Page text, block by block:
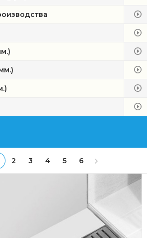
2 3 4 5 6